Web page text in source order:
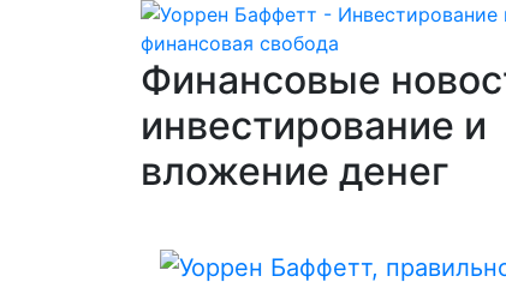
Финансовые
инвестирование и
вложение денег